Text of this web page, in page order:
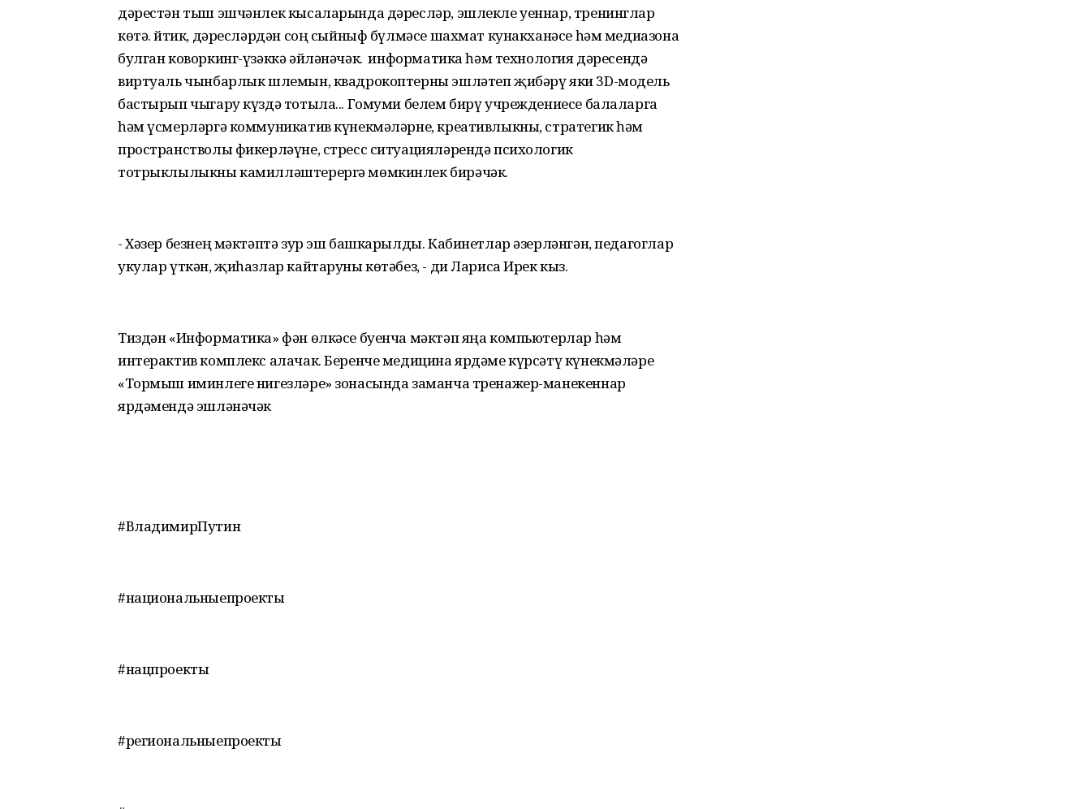
дәрестән тыш эшчәнлек кысаларында дәресләр, эшлекле уеннар, тренинглар
көтә. Әйтик, дәресләрдән соң сыйныф бүлмәсе шахмат кунакханәсе һәм медиазона
булган коворкинг-үзәккә әйләнәчәк. Ә информатика һәм технология дәресендә
виртуаль чынбарлык шлемын, квадрокоптерны эшләтеп җибәрү яки 3D-модель
бастырып чыгару күздә тотыла... Гомуми белем бирү учреждениесе балаларга
һәм үсмерләргә коммуникатив күнекмәләрне, креативлыкны, стратегик һәм
пространстволы фикерләүне, стресс ситуацияләрендә психологик
тотрыклылыкны камилләштерергә мөмкинлек бирәчәк.
- Хәзер безнең мәктәптә зур эш башкарылды. Кабинетлар әзерләнгән, педагоглар
укулар үткән, җиһазлар кайтаруны көтәбез, - ди Лариса Ирек кыз.
Тиздән «Информатика» фән өлкәсе буенча мәктәп яңа компьютерлар һәм
интерактив комплекс алачак. Беренче медицина ярдәме күрсәтү күнекмәләре
«Тормыш иминлеге нигезләре» зонасында заманча тренажер-манекеннар
ярдәмендә эшләнәчәк
#ВладимирПутин
#национальныепроекты
#нацпроекты
#региональныепроекты